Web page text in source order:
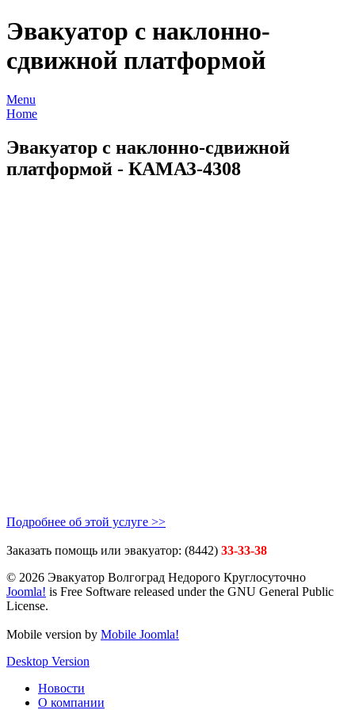
Эвакуатор с наклонно-
сдвижной платформой
Menu
Home
Эвакуатор с наклонно-сдвижной
платформой - КАМАЗ-4308
Подробнее об этой услуге >>
Заказать помощь или эвакуатор: (8442) 33-33-38
© 2026 Эвакуатор Волгоград Недорого Круглосуточно
Joomla! is Free Software released under the GNU General Public
License.
Mobile version by Mobile Joomla!
Desktop Version
Новости
О компании